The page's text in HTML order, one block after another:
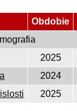
Obdobie
2025
2024
2025